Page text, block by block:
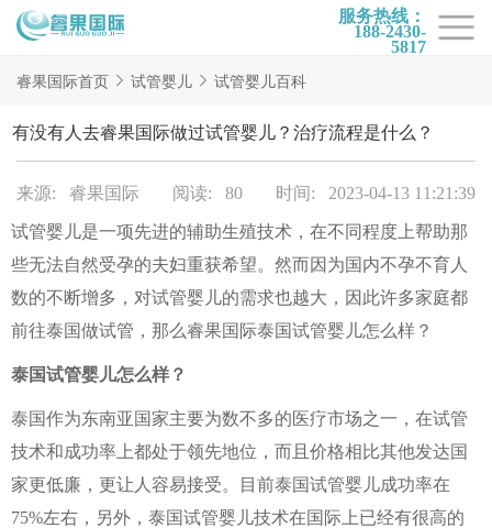
服务热线：
188-2430-
5817
首页
试管项目
试管百科
试管医院
睿果国际
睿果国际首页 试管婴儿 试管婴儿百科
有没有人去睿果国际做过试管婴儿？治疗流程是什么？
来源: 睿果国际 阅读: 80 时间: 2023-04-13 11:21:39
试管婴儿是一项先进的辅助生殖技术，在不同程度上帮助那
些无法自然受孕的夫妇重获希望。然而因为国内不孕不育人
数的不断增多，对试管婴儿的需求也越大，因此许多家庭都
前往泰国做试管，那么睿果国际泰国试管婴儿怎么样？
泰国试管婴儿怎么样？
泰国作为东南亚国家主要为数不多的医疗市场之一，在试管
技术和成功率上都处于领先地位，而且价格相比其他发达国
家更低廉，更让人容易接受。目前泰国试管婴儿成功率在
75%左右，另外，泰国试管婴儿技术在国际上已经有很高的